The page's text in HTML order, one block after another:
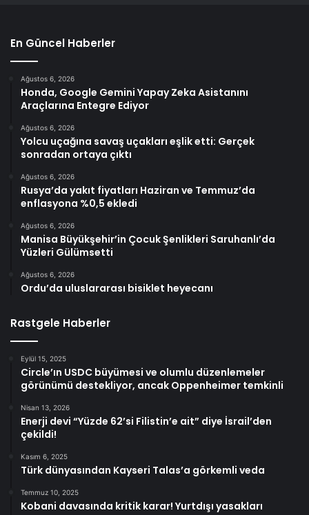
En Güncel Haberler
Ağustos 6, 2026
Honda, Google Gemini Yapay Zeka Asistanını
Araçlarına Entegre Ediyor
Ağustos 6, 2026
Yolcu uçağına savaş uçakları eşlik etti: Gerçek
sonradan ortaya çıktı
Ağustos 6, 2026
Rusya’da yakıt fiyatları Haziran ve Temmuz’da
enflasyona %0,5 ekledi
Ağustos 6, 2026
Manisa Büyükşehir’in Çocuk Şenlikleri Saruhanlı’da
Yüzleri Gülümsetti
Ağustos 6, 2026
Ordu’da uluslararası bisiklet heyecanı
Rastgele Haberler
Eylül 15, 2025
Circle’ın USDC büyümesi ve olumlu düzenlemeler
görünümü destekliyor, ancak Oppenheimer temkinli
Nisan 13, 2026
Enerji devi “Yüzde 62’si Filistin’e ait” diye İsrail’den
çekildi!
Kasım 6, 2025
Türk dünyasından Kayseri Talas’a görkemli veda
Temmuz 10, 2025
Kobani davasında kritik karar! Yurtdışı yasakları